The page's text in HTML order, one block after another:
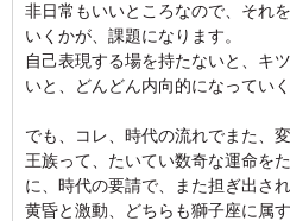
非日常もいいところなので、それ
いくかが、課題になります。
自己表現する場を持たないと、キ
いと、どんどん内向的になっていく
でも、コレ、時代の流れでまた、
王族って、たいてい数奇な運命を
に、時代の要請で、また担ぎ出さ
黄昏と激動、どちらも獅子座に属